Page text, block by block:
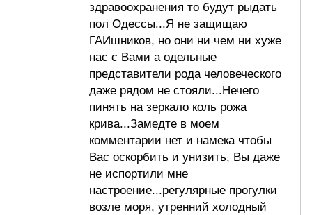
здравоохранения то будут рыдать
пол Одессы...Я не защищаю
ГАИшников, но они ни чем ни хуже
нас с Вами а одельные
представители рода человеческого
даже рядом не стояли...Нечего
пинять на зеркало коль рожа
крива...Замедте в моем
комментарии нет и намека чтобы
Вас оскорбить и унизить, Вы даже
не испортили мне
настроение...регулярные прогулки
возле моря, утренний холодный